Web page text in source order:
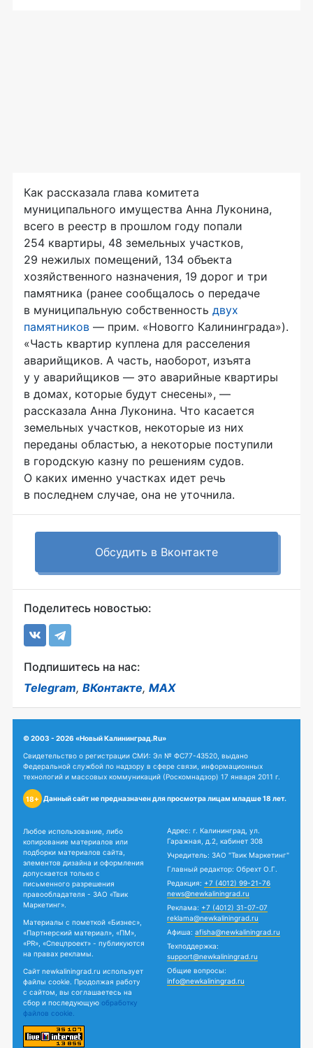
Как рассказала глава комитета
муниципального имущества Анна Луконина,
всего в реестр в прошлом году попали
254 квартиры, 48 земельных участков,
29 нежилых помещений, 134 объекта
хозяйственного назначения, 19 дорог и три
памятника (ранее сообщалось о передаче
в муниципальную собственность двух
памятников — прим. «Новогго Калининграда»).
«Часть квартир куплена для расселения
аварийщиков. А часть, наоборот, изъята
у у аварийщиков — это аварийные квартиры
в домах, которые будут снесены», —
рассказала Анна Луконина. Что касается
земельных участков, некоторые из них
переданы областью, а некоторые поступили
в городскую казну по решениям судов.
О каких именно участках идет речь
в последнем случае, она не уточнила.
Обсудить в Вконтакте
Поделитесь новостью:
Подпишитесь на нас:
Telegram, ВКонтакте, MAX
© 2003 - 2026 «Новый Калининград.Ru»
Свидетельство о регистрации СМИ: Эл № ФС77-43520, выдано
Федеральной службой по надзору в сфере связи, информационных
технологий и массовых коммуникаций (Роскомнадзор) 17 января 2011 г.
18+ Данный сайт не предназначен для просмотра лицам младше 18 лет.
Любое использование, либо
копирование материалов или
подборки материалов сайта,
элементов дизайна и оформления
допускается только с
письменного разрешения
правообладателя - ЗАО «Твик
Маркетинг».
Материалы с пометкой «Бизнес»,
«Партнерский материал», «ПМ»,
«PR», «Спецпроект» - публикуются
на правах рекламы.
Сайт newkaliningrad.ru использует
файлы cookie. Продолжая работу
с сайтом, вы соглашаетесь на
сбор и последующую обработку
файлов cookie.
Адрес: г. Калининград, ул.
Гаражная, д.2, кабинет 308
Учредитель: ЗАО "Твик Маркетинг"
Главный редактор: Обрехт О.Г.
Редакция: +7 (4012) 99-21-76
news@newkaliningrad.ru
Реклама: +7 (4012) 31-07-07
reklama@newkaliningrad.ru
Афиша: afisha@newkaliningrad.ru
Техподдержка:
support@newkaliningrad.ru
Общие вопросы:
info@newkaliningrad.ru